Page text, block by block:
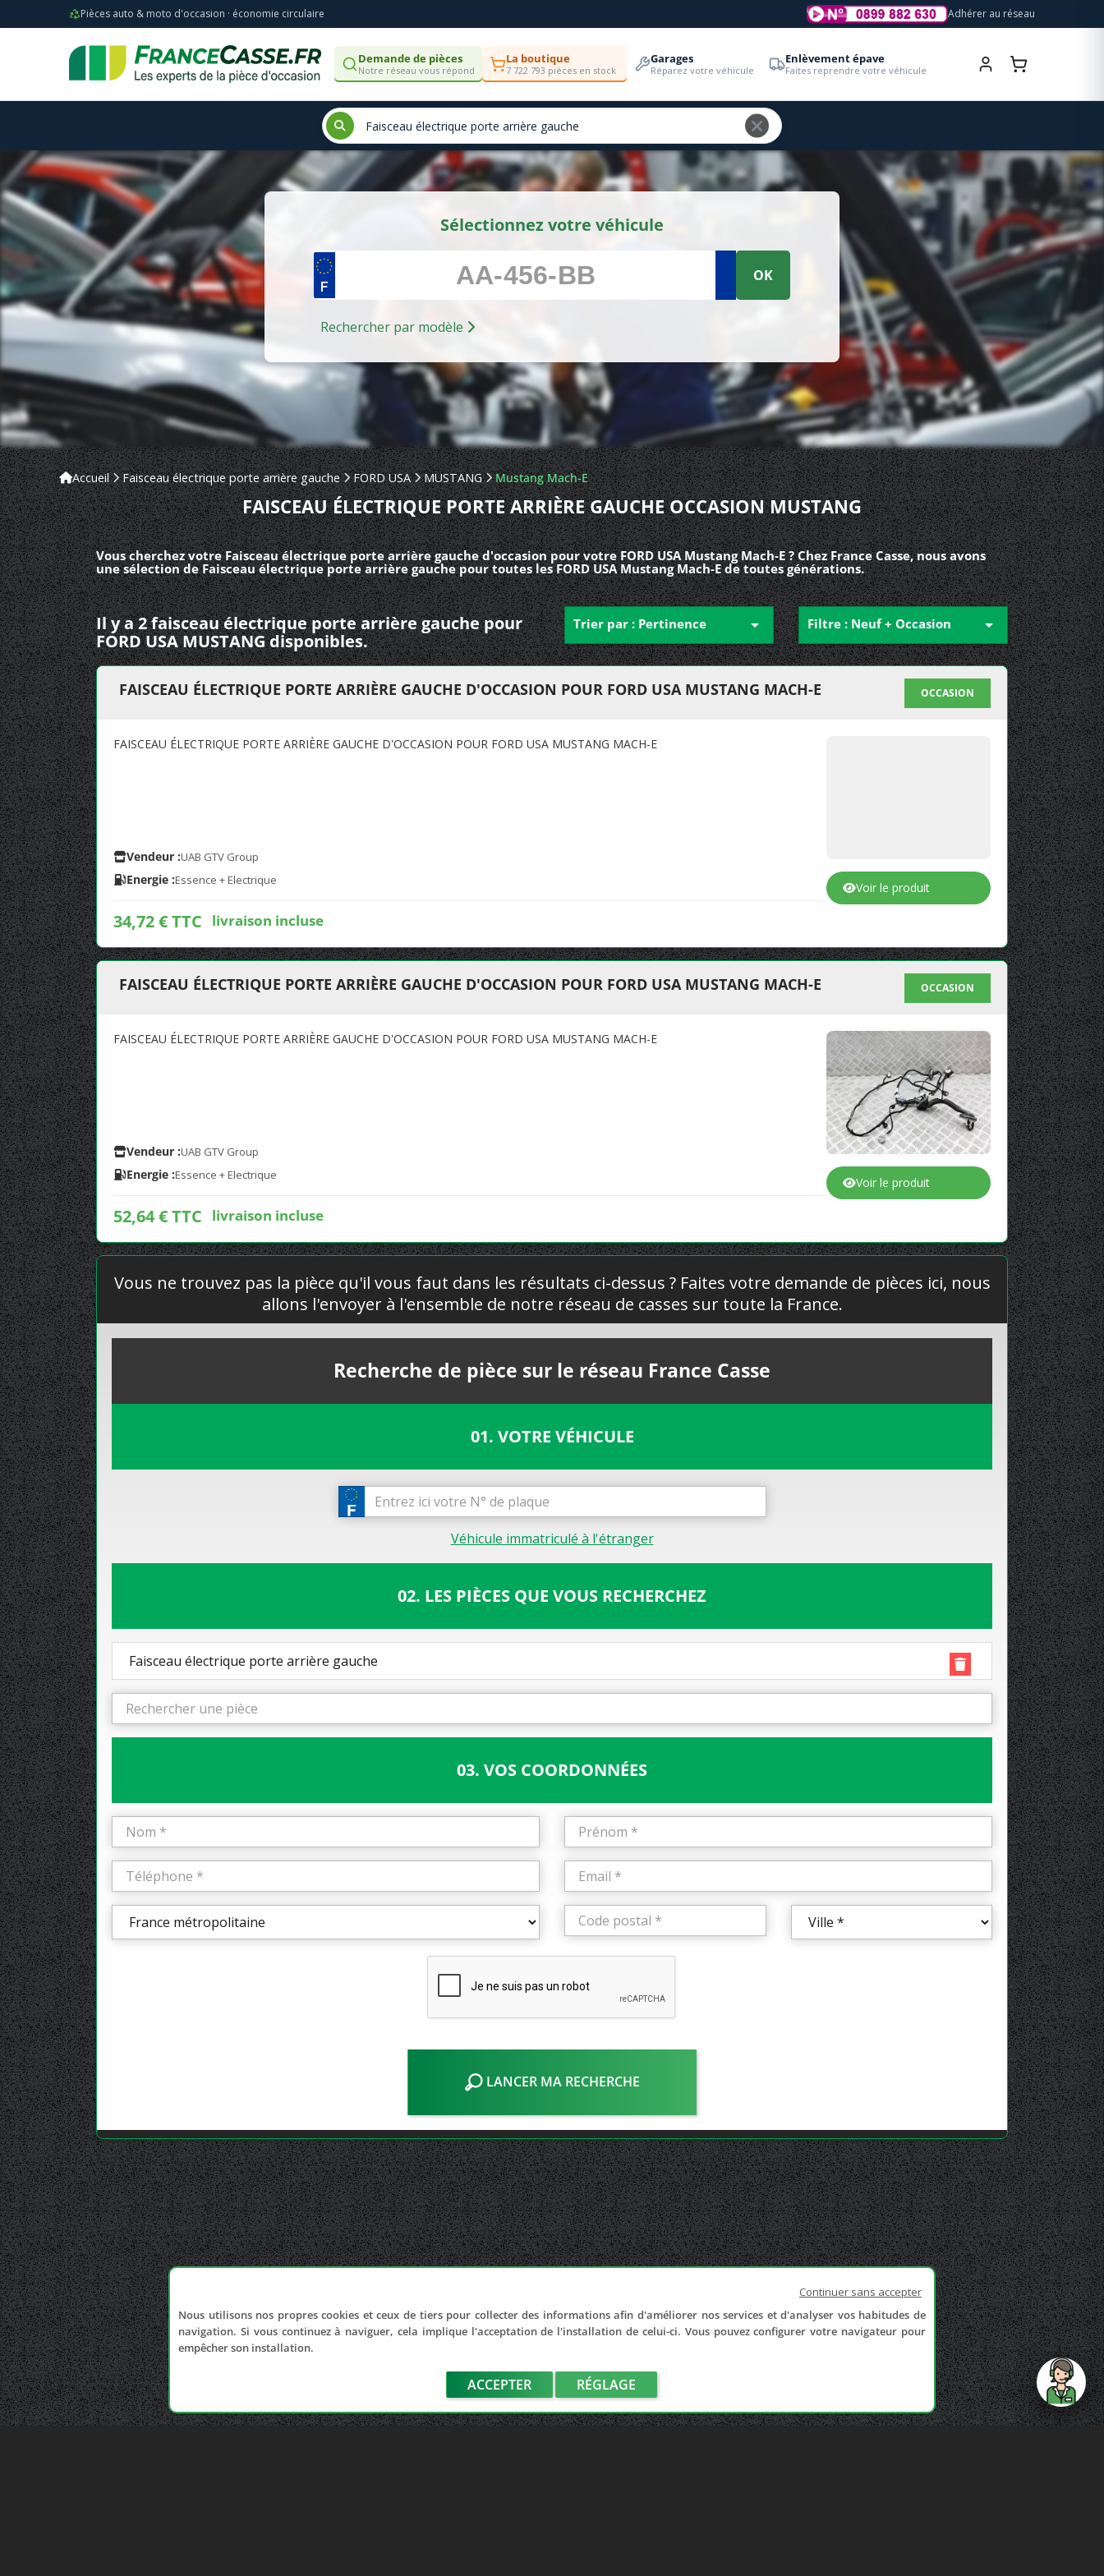
Pièces auto & moto d'occasion · économie circulaire Adhérer au réseau
Demande de pièces
Notre réseau vous répond
La boutique
7 722 793 pièces en stock
Garages
Réparez votre véhicule
Enlèvement épave
Faites reprendre votre véhicule
Sélectionnez votre véhicule
OK
Rechercher par modèle
Accueil Faisceau électrique porte arrière gauche FORD USA MUSTANG Mustang Mach-E
FAISCEAU ÉLECTRIQUE PORTE ARRIÈRE GAUCHE OCCASION MUSTANG
Vous cherchez votre Faisceau électrique porte arrière gauche d'occasion pour votre FORD USA Mustang Mach-E ? Chez France Casse, nous avons
une sélection de Faisceau électrique porte arrière gauche pour toutes les FORD USA Mustang Mach-E de toutes générations.
Il y a 2 faisceau électrique porte arrière gauche pour
FORD USA MUSTANG disponibles.
Trier par : Pertinence  Filtre : Neuf + Occasion 
FAISCEAU ÉLECTRIQUE PORTE ARRIÈRE GAUCHE D'OCCASION POUR FORD USA MUSTANG MACH-E OCCASION
FAISCEAU ÉLECTRIQUE PORTE ARRIÈRE GAUCHE D'OCCASION POUR FORD USA MUSTANG MACH-E
Vendeur :UAB GTV Group
Energie :Essence + Electrique
34,72 € TTC livraison incluse
Voir le produit
FAISCEAU ÉLECTRIQUE PORTE ARRIÈRE GAUCHE D'OCCASION POUR FORD USA MUSTANG MACH-E OCCASION
FAISCEAU ÉLECTRIQUE PORTE ARRIÈRE GAUCHE D'OCCASION POUR FORD USA MUSTANG MACH-E
Vendeur :UAB GTV Group
Energie :Essence + Electrique
52,64 € TTC livraison incluse
Voir le produit
Vous ne trouvez pas la pièce qu'il vous faut dans les résultats ci-dessus ? Faites votre demande de pièces ici, nous
allons l'envoyer à l'ensemble de notre réseau de casses sur toute la France.
Recherche de pièce sur le réseau France Casse
01. VOTRE VÉHICULE
Véhicule immatriculé à l'étranger
02. LES PIÈCES QUE VOUS RECHERCHEZ
Faisceau électrique porte arrière gauche
03. VOS COORDONNÉES
LANCER MA RECHERCHE
Continuer sans accepter
Nous utilisons nos propres cookies et ceux de tiers pour collecter des informations afin d'améliorer nos services et d'analyser vos habitudes de
navigation. Si vous continuez à naviguer, cela implique l'acceptation de l'installation de celui-ci. Vous pouvez configurer votre navigateur pour
empêcher son installation.
ACCEPTER RÉGLAGE